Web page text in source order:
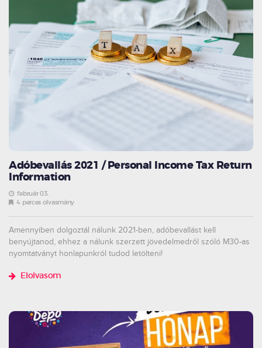
Adóbevallás 2021 / Personal Income Tax Return
Information
február 03.
4 perces olvasmány
Amennyiben dolgoztál nálunk 2021-ben, adóbevallást kell
benyújtanod, ehhez a nálunk szerzett jövedelmedről szóló M30-as
nyomtatványt honlapunkról tudod letölteni!
Elolvasom